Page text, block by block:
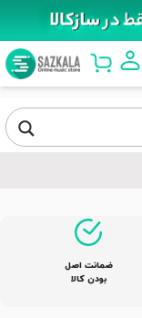
ضمانت اصل
بودن کالا